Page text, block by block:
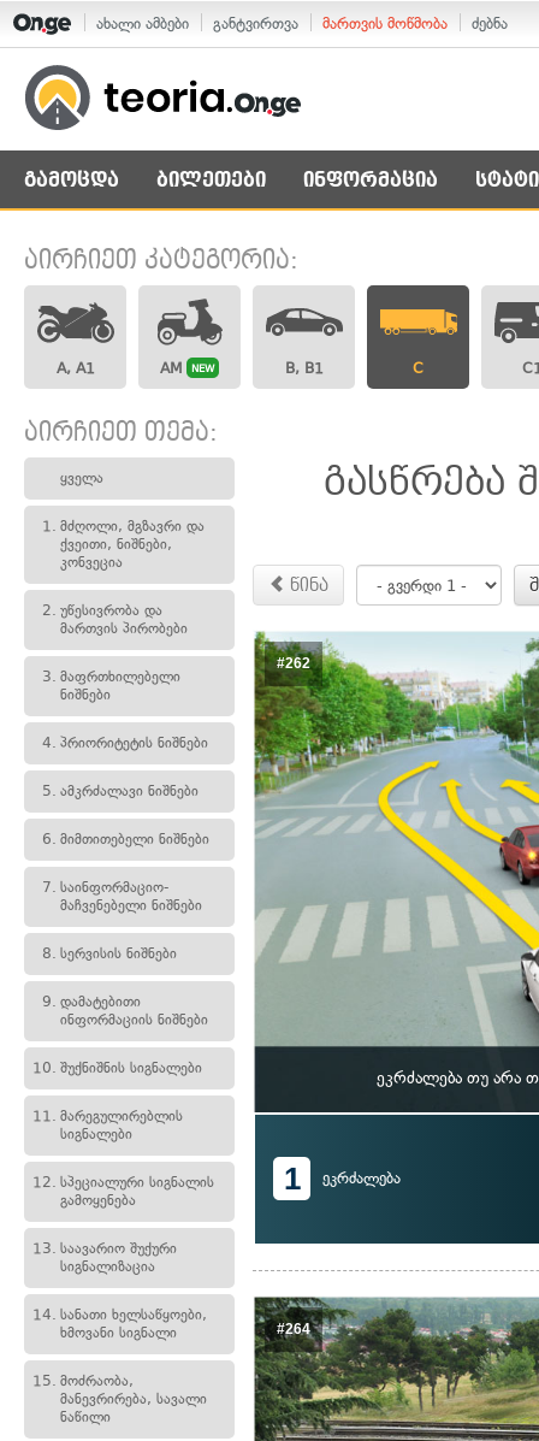
ახალი ამბები განტვირთვა მართვის მოწმობა ძებნა
გამოცდა ბილეთები ინფორმაცია
აირჩიეთ კატეგორია:
A, A1 AM NEW B, B1 C
აირჩიეთ თემა:
ყველა
1. მძღოლი, მგზავრი და
ქვეითი, ნიშნები,
კონვეცია
2. უწესივრობა და
მართვის პირობები
3. მაფრთხილებელი
ნიშნები
4. პრიორიტეტის ნიშნები
5. ამკრძალავი ნიშნები
6. მიმთითებელი ნიშნები
7. საინფორმაციო-
მაჩვენებელი ნიშნები
8. სერვისის ნიშნები
9. დამატებითი
ინფორმაციის ნიშნები
10. შუქნიშნის სიგნალები
11. მარეგულირებლის
სიგნალები
12. სპეციალური სიგნალის
გამოყენება
13. საავარიო შუქური
სიგნალიზაცია
14. სანათი ხელსაწყოები,
ხმოვანი სიგნალი
15. მოძრაობა,
მანევრირება, სავალი
ნაწილი
გასწრება
წინა
#262
ეკრძალება თუ არა
1 ეკრძალება
#264